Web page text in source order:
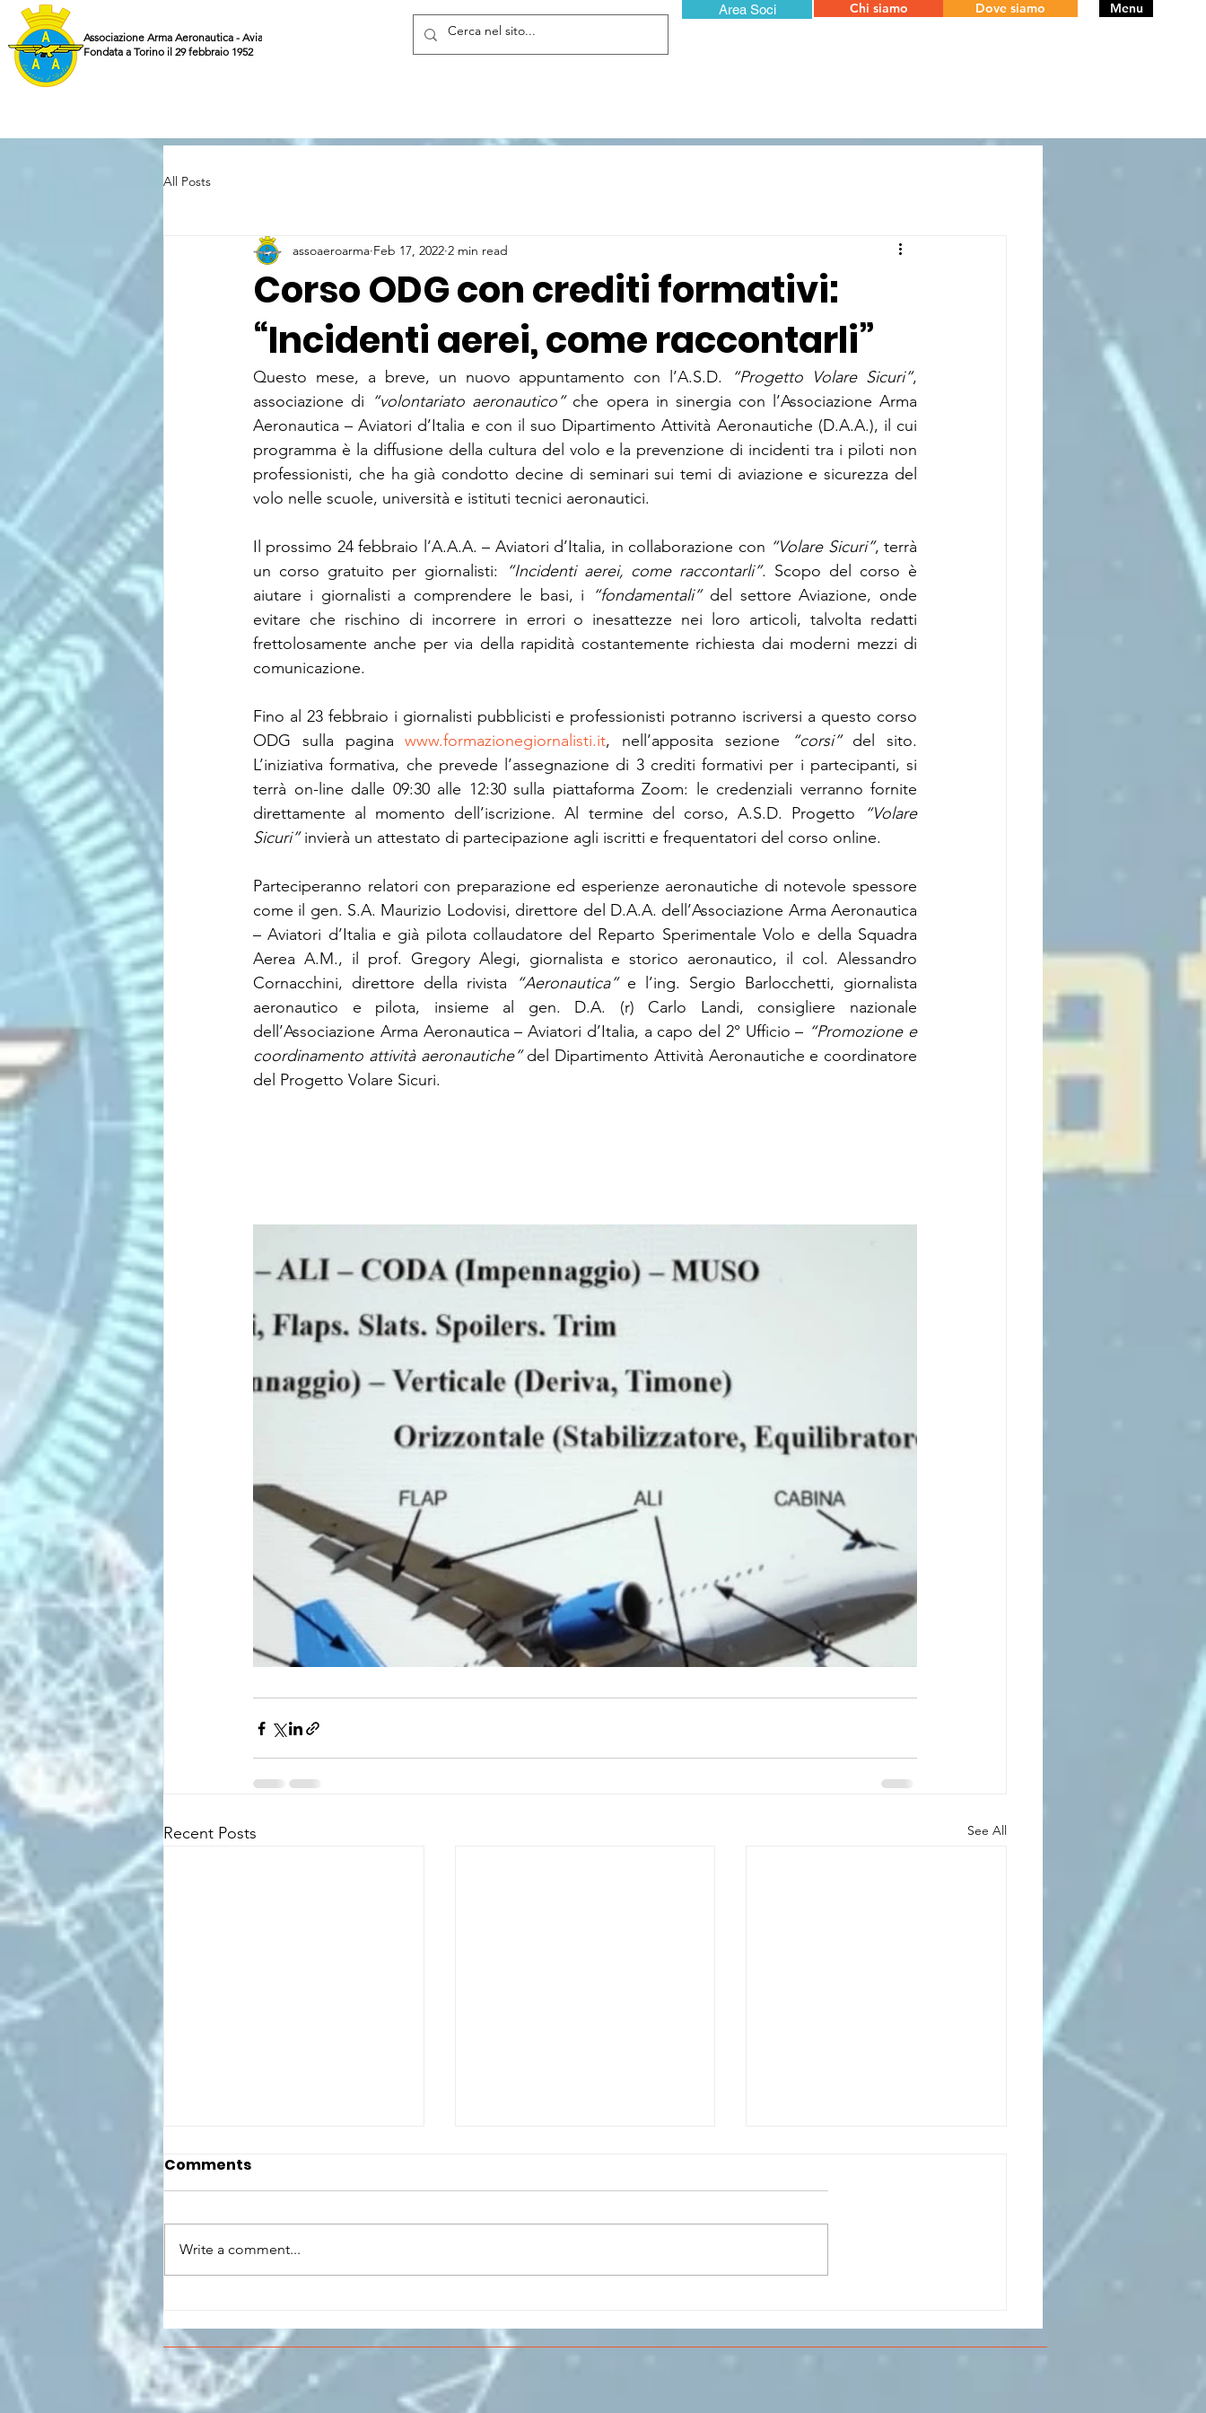
Associazione Arma Aeronautica - Aviatori d'Italia ETS
Fondata a Torino il 29 febbraio 1952
Area Soci Chi siamo Dove siamo Menu
All Posts
Corso ODG con crediti formativi:
“Incidenti aerei, come raccontarli”
assoaeroarma Feb 17, 2022 2 min read
Questo mese, a breve, un nuovo appuntamento con l’A.S.D. “Progetto Volare Sicuri”,
associazione di “volontariato aeronautico” che opera in sinergia con l’Associazione Arma
Aeronautica – Aviatori d’Italia e con il suo Dipartimento Attività Aeronautiche (D.A.A.), il cui
programma è la diffusione della cultura del volo e la prevenzione di incidenti tra i piloti non
professionisti, che ha già condotto decine di seminari sui temi di aviazione e sicurezza del
volo nelle scuole, università e istituti tecnici aeronautici.
Il prossimo 24 febbraio l’A.A.A. – Aviatori d’Italia, in collaborazione con “Volare Sicuri”, terrà
un corso gratuito per giornalisti:
“Incidenti aerei, come raccontarli”. Scopo del corso è
aiutare i giornalisti a comprendere le basi, i
“fondamentali” del settore Aviazione, onde
evitare che rischino di incorrere in errori o inesattezze nei loro articoli, talvolta redatti
frettolosamente anche per via della rapidità costantemente richiesta dai moderni mezzi di
comunicazione.
Fino al 23 febbraio i giornalisti pubblicisti e professionisti potranno iscriversi a questo corso
ODG sulla pagina www.formazionegiornalisti.it, nell’apposita sezione “corsi” del sito.
L’iniziativa formativa, che prevede l’assegnazione di 3 crediti formativi per i partecipanti, si
terrà on-line dalle 09:30 alle 12:30 sulla piattaforma Zoom: le credenziali verranno fornite
direttamente al momento dell’iscrizione. Al termine del corso, A.S.D. Progetto
“Volare
Sicuri” invierà un attestato di partecipazione agli iscritti e frequentatori del corso online.
Parteciperanno relatori con preparazione ed esperienze aeronautiche di notevole spessore
come il gen. S.A. Maurizio Lodovisi, direttore del D.A.A. dell’Associazione Arma Aeronautica
– Aviatori d’Italia e già pilota collaudatore del Reparto Sperimentale Volo e della Squadra
Aerea A.M., il prof. Gregory Alegi, giornalista e storico aeronautico, il col. Alessandro
Cornacchini, direttore della rivista
“Aeronautica” e l’ing. Sergio Barlocchetti, giornalista
aeronautico e pilota, insieme al gen. D.A. (r) Carlo Landi, consigliere nazionale
dell’Associazione Arma Aeronautica – Aviatori d’Italia, a capo del 2° Ufficio – “Promozione e
coordinamento attività aeronautiche” del Dipartimento Attività Aeronautiche e coordinatore
del Progetto Volare Sicuri.
Recent Posts See All
PERCORSO DI
FORMAZIONE SCUOLA
LAVORO DEGLI STUDENTI
DEL “DE PINEDO-
superiori per il concorso
sull'Aerospazio
PARLARE DI
SPERIMENTAZIONE DI
Comments
Write a comment...